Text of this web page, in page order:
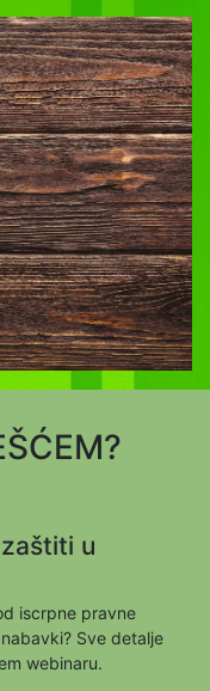
u
iscrpne pravne
Sve detalje
webinaru.